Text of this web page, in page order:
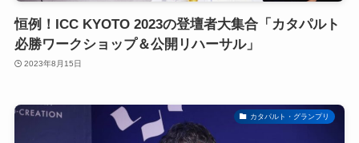
恒例！ICC KYOTO 2023の登壇者大集合「カタパルト
必勝ワークショップ＆公開リハーサル」
2023年8月15日
カタパルト・グランプリ